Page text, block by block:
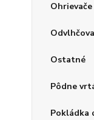
Ohrievače
Ostatné
Pôdne
Pokládka